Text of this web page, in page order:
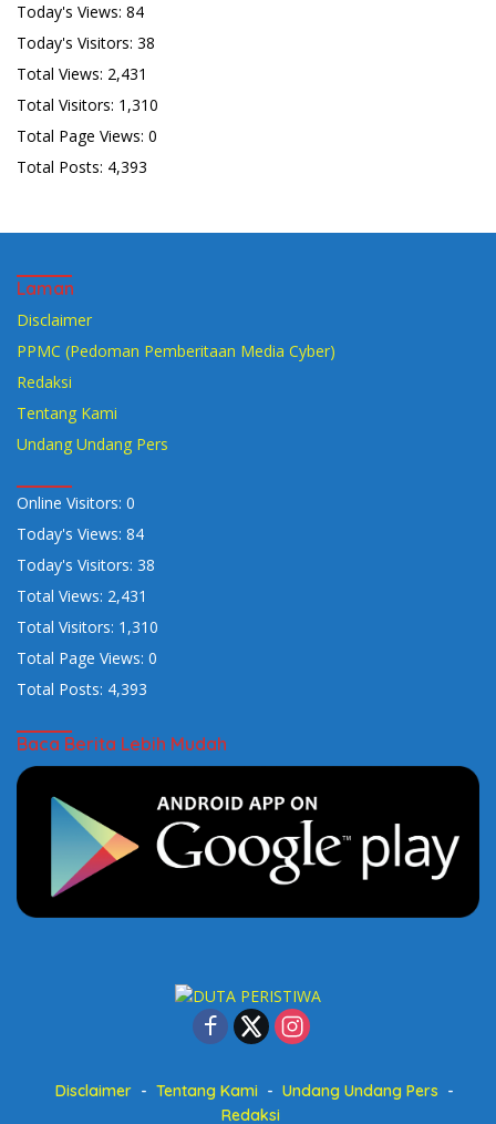
Today's Views: 84
Today's Visitors: 38
Total Views: 2,431
Total Visitors: 1,310
Total Page Views: 0
Total Posts: 4,393
Laman
Disclaimer
PPMC (Pedoman Pemberitaan Media Cyber)
Redaksi
Tentang Kami
Undang Undang Pers
Online Visitors: 0
Today's Views: 84
Today's Visitors: 38
Total Views: 2,431
Total Visitors: 1,310
Total Page Views: 0
Total Posts: 4,393
Baca Berita Lebih Mudah
Disclaimer Tentang Kami
Undang Undang Pers
Redaksi